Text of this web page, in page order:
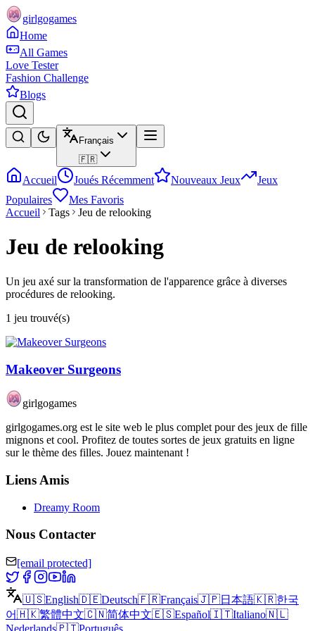
girlgogames
Home
All Games
Love Tester
Fashion Challenge
Blogs
Français
🇫🇷
Accueil Joués Récemment Nouveaux Jeux
Jeux
Populaires
Mes Favoris
Accueil
Tags Jeu de relooking
Jeu de relooking
Un jeu axé sur la transformation de l'apparence grâce à diverses
procédures de relooking.
1 jeu trouvé(s)
Makeover Surgeons
girlgogames
girlgogames.org est le site web le plus complet pour des jeux de fille
mignons et cool. Profitez de toutes sortes de jeux gratuits en ligne
sur le thème des filles. Jouez maintenant !
Liens Amis
Dreamy Room
Nous Contacter
[email protected]
🇺🇸English🇩🇪Deutsch🇫🇷Français🇯🇵日本語🇰🇷한국
어🇭🇰繁體中文🇨🇳简体中文🇪🇸Español🇮🇹Italiano🇳🇱